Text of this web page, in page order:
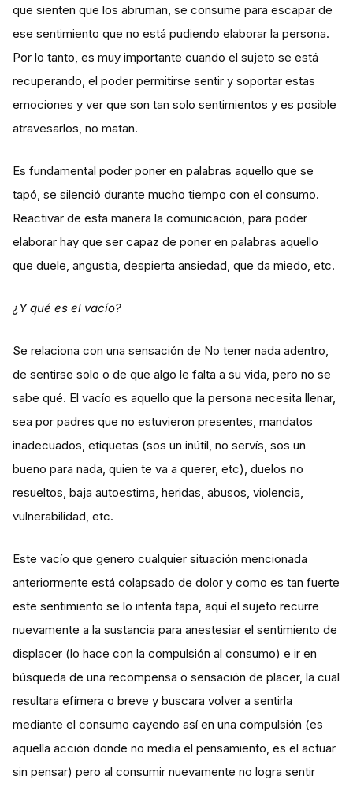
que sienten que los abruman, se consume para escapar de
ese sentimiento que no está pudiendo elaborar la persona.
Por lo tanto, es muy importante cuando el sujeto se está
recuperando, el poder permitirse sentir y soportar estas
emociones y ver que son tan solo sentimientos y es posible
atravesarlos, no matan.
Es fundamental poder poner en palabras aquello que se
tapó, se silenció durante mucho tiempo con el consumo.
Reactivar de esta manera la comunicación, para poder
elaborar hay que ser capaz de poner en palabras aquello
que duele, angustia, despierta ansiedad, que da miedo, etc.
¿Y qué es el vacío?
Se relaciona con una sensación de No tener nada adentro,
de sentirse solo o de que algo le falta a su vida, pero no se
sabe qué. El vacío es aquello que la persona necesita llenar,
sea por padres que no estuvieron presentes, mandatos
inadecuados, etiquetas (sos un inútil, no servís, sos un
bueno para nada, quien te va a querer, etc), duelos no
resueltos, baja autoestima, heridas, abusos, violencia,
vulnerabilidad, etc.
Este vacío que genero cualquier situación mencionada
anteriormente está colapsado de dolor y como es tan fuerte
este sentimiento se lo intenta tapa, aquí el sujeto recurre
nuevamente a la sustancia para anestesiar el sentimiento de
displacer (lo hace con la compulsión al consumo) e ir en
búsqueda de una recompensa o sensación de placer, la cual
resultara efímera o breve y buscara volver a sentirla
mediante el consumo cayendo así en una compulsión (es
aquella acción donde no media el pensamiento, es el actuar
sin pensar) pero al consumir nuevamente no logra sentir